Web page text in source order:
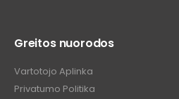
Greitos nuorodos
Vartotojo Aplinka
Privatumo Politika